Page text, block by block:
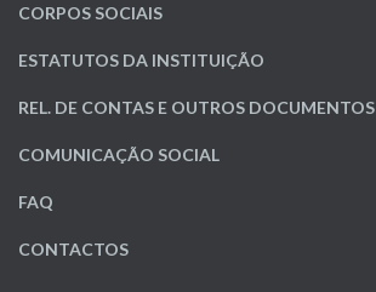
CORPOS SOCIAIS
ESTATUTOS DA INSTITUIÇÃO
REL. DE CONTAS E OUTROS DOCUMENTOS
COMUNICAÇÃO SOCIAL
FAQ
CONTACTOS